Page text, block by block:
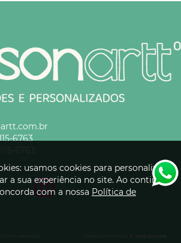
6763
6763
usamos cookies para personalizar
a sua experiência no site. Ao continuar
com a nossa Política de